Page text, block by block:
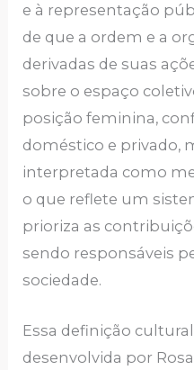
e à representação
de que a ordem e a
derivadas de suas
sobre o espaço
posição feminina,
doméstico e privado,
interpretada como
o que reflete um
prioriza as
sendo responsáveis
sociedade.
Essa definição
desenvolvida por